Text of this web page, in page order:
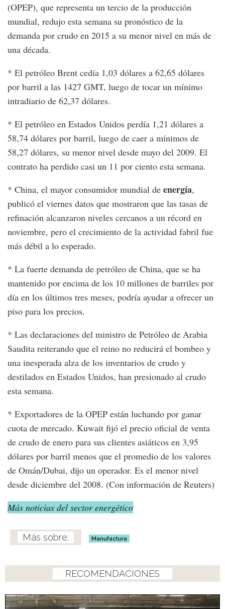
(OPEP), que representa un tercio de la producción
mundial, redujo esta semana su pronóstico de la
demanda por crudo en 2015 a su menor nivel en más de
una década.
* El petróleo Brent cedía 1,03 dólares a 62,65 dólares
por barril a las 1427 GMT, luego de tocar un mínimo
intradiario de 62,37 dólares.
* El petróleo en Estados Unidos perdía 1,21 dólares a
58,74 dólares por barril, luego de caer a mínimos de
58,27 dólares, su menor nivel desde mayo del 2009. El
contrato ha perdido casi un 11 por ciento esta semana.
* China, el mayor consumidor mundial de energía,
publicó el viernes datos que mostraron que las tasas de
refinación alcanzaron niveles cercanos a un récord en
noviembre, pero el crecimiento de la actividad fabril fue
más débil a lo esperado.
* La fuerte demanda de petróleo de China, que se ha
mantenido por encima de los 10 millones de barriles por
día en los últimos tres meses, podría ayudar a ofrecer un
piso para los precios.
* Las declaraciones del ministro de Petróleo de Arabia
Saudita reiterando que el reino no reducirá el bombeo y
una inesperada alza de los inventarios de crudo y
destilados en Estados Unidos, han presionado al crudo
esta semana.
* Exportadores de la OPEP están luchando por ganar
cuota de mercado. Kuwait fijó el precio oficial de venta
de crudo de enero para sus clientes asiáticos en 3,95
dólares por barril menos que el promedio de los valores
de Omán/Dubai, dijo un operador. Es el menor nivel
desde diciembre del 2008. (Con información de Reuters)
Más noticias del sector energético
Manufactura
RECOMENDACIONES